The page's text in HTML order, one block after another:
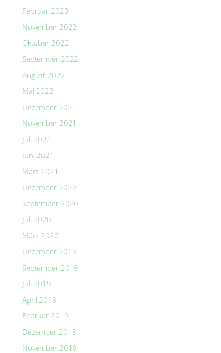
Februar 2023
November 2022
Oktober 2022
September 2022
August 2022
Mai 2022
Dezember 2021
November 2021
Juli 2021
Juni 2021
März 2021
Dezember 2020
September 2020
Juli 2020
März 2020
Dezember 2019
September 2019
Juli 2019
April 2019
Februar 2019
Dezember 2018
November 2018